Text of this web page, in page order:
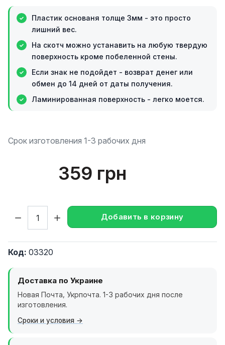
Пластик основаня толще 3мм - это просто
лишний вес.
На скотч можно устанавить на любую твердую
поверхность кроме побеленной стены.
Если знак не подойдет - возврат денег или
обмен до 14 дней от даты получения.
Ламинированная поверхность - легко моется.
Срок изготовления 1-3 рабочих дня
359 грн
Добавить в корзину
Код: 03320
Доставка по Украине
Новая Почта, Укрпочта. 1-3 рабочих дня после
изготовления.
Сроки и условия